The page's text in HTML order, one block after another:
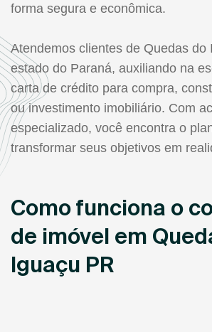
forma segura e econômica.
Atendemos clientes de Quedas do
estado do Paraná, auxiliando na
carta de crédito para compra,
ou investimento imobiliário. Com
especializado, você encontra o
transformar seus objetivos em
Como funciona o
de imóvel em
Iguaçu PR